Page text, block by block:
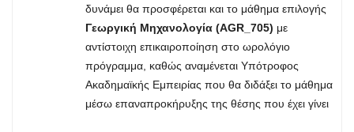
δυνάμει θα προσφέρεται και το μάθημα επιλογής
Γεωργική Μηχανολογία (AGR_705) με
αντίστοιχη επικαιροποίηση στο ωρολόγιο
πρόγραμμα, καθώς αναμένεται Υπότροφος
Ακαδημαϊκής Εμπειρίας που θα διδάξει το μάθημα
μέσω επαναπροκήρυξης της θέσης που έχει γίνει